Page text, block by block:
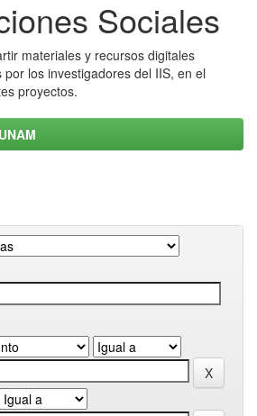
Sociales
materiales y recursos digitales
los investigadores del IIS, en el
proyectos.